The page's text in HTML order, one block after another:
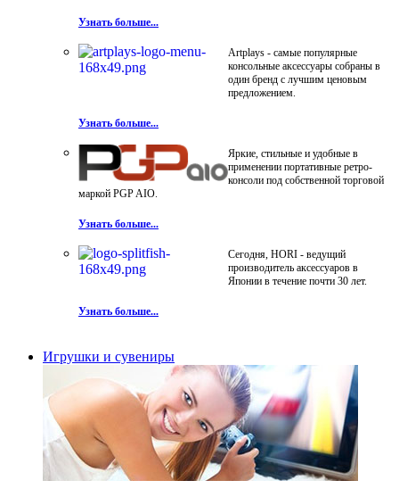
Узнать больше...
Artplays - самые популярные
консольные аксессуары собраны в
один бренд с лучшим ценовым
предложением.
Узнать больше...
Яркие, стильные и удобные в
применении портативные ретро-
консоли под собственной торговой
маркой PGP AIO.
Узнать больше...
Сегодня, HORI - ведущий
производитель аксессуаров в
Японии в течение почти 30 лет.
Узнать больше...
Игрушки и сувениры